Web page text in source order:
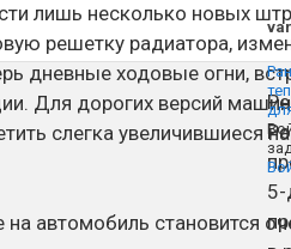
лишь несколько новых
решетку радиатора,
дневные ходовые огни,
Для дорогих версий
слегка увеличившиеся
на автомобиль становится
5-